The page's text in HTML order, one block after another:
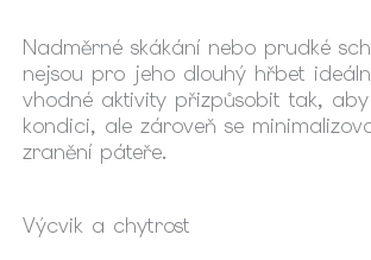
Nadměrné skákání nebo prudké
nejsou pro jeho dlouhý hřbet
vhodné aktivity přizpůsobit tak,
kondici, ale zároveň se
zranění páteře.
Výcvik a chytrost